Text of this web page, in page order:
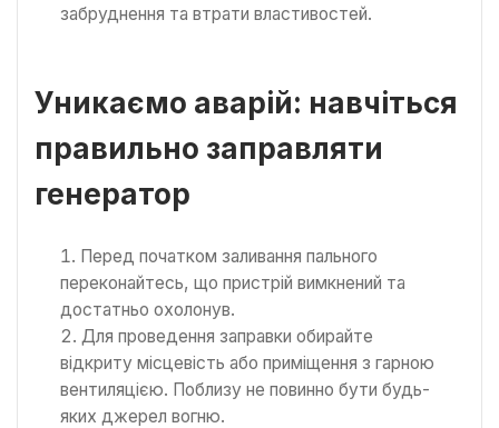
забруднення та втрати властивостей.
Уникаємо аварій: навчіться
правильно заправляти
генератор
Перед початком заливання пального
переконайтесь, що пристрій вимкнений та
достатньо охолонув.
Для проведення заправки обирайте
відкриту місцевість або приміщення з гарною
вентиляцією. Поблизу не повинно бути будь-
яких джерел вогню.